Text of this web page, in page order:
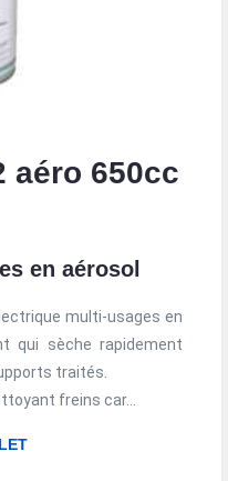
aéro 650cc
en aérosol
multi-usages en
qui sèche rapidement
traités.
freins car...